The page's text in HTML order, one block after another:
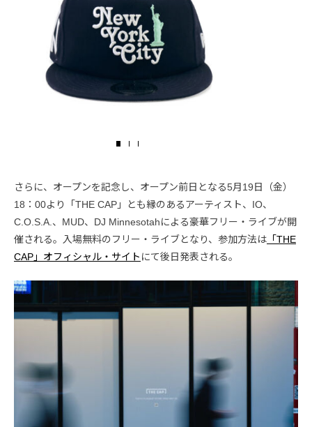
さらに、オープンを記念し、オープン前日となる5月19日（金）
18：00より「THE CAP」とも縁のあるアーティスト、IO、
C.O.S.A.、MUD、DJ Minnesotahによる豪華フリー・ライブが開
催される。入場無料のフリー・ライブとなり、参加方法は 「THE
CAP」オフィシャル・サイト にて後日発表される。